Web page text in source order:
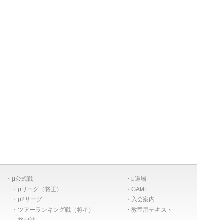
μ公式戦
μリーグ（将王）
μ2リーグ
ツアーランキング戦（将星）
μ道場
GAME
入会案内
教室用テキスト